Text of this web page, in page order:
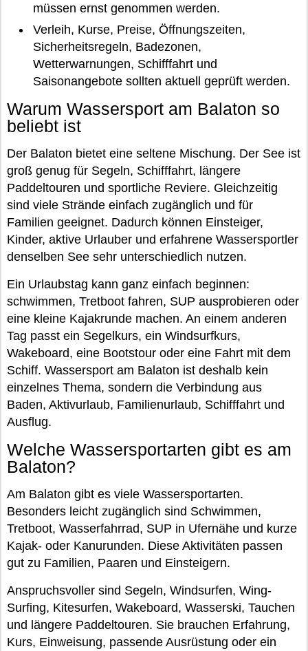
müssen ernst genommen werden.
Verleih, Kurse, Preise, Öffnungszeiten,
Sicherheitsregeln, Badezonen,
Wetterwarnungen, Schifffahrt und
Saisonangebote sollten aktuell geprüft werden.
Warum Wassersport am Balaton so
beliebt ist
Der Balaton bietet eine seltene Mischung. Der See ist
groß genug für Segeln, Schifffahrt, längere
Paddeltouren und sportliche Reviere. Gleichzeitig
sind viele Strände einfach zugänglich und für
Familien geeignet. Dadurch können Einsteiger,
Kinder, aktive Urlauber und erfahrene Wassersportler
denselben See sehr unterschiedlich nutzen.
Ein Urlaubstag kann ganz einfach beginnen:
schwimmen, Tretboot fahren, SUP ausprobieren oder
eine kleine Kajakrunde machen. An einem anderen
Tag passt ein Segelkurs, ein Windsurfkurs,
Wakeboard, eine Bootstour oder eine Fahrt mit dem
Schiff. Wassersport am Balaton ist deshalb kein
einzelnes Thema, sondern die Verbindung aus
Baden, Aktivurlaub, Familienurlaub, Schifffahrt und
Ausflug.
Welche Wassersportarten gibt es am
Balaton?
Am Balaton gibt es viele Wassersportarten.
Besonders leicht zugänglich sind Schwimmen,
Tretboot, Wasserfahrrad, SUP in Ufernähe und kurze
Kajak- oder Kanurunden. Diese Aktivitäten passen
gut zu Familien, Paaren und Einsteigern.
Anspruchsvoller sind Segeln, Windsurfen, Wing-
Surfing, Kitesurfen, Wakeboard, Wasserski, Tauchen
und längere Paddeltouren. Sie brauchen Erfahrung,
Kurs, Einweisung, passende Ausrüstung oder ein